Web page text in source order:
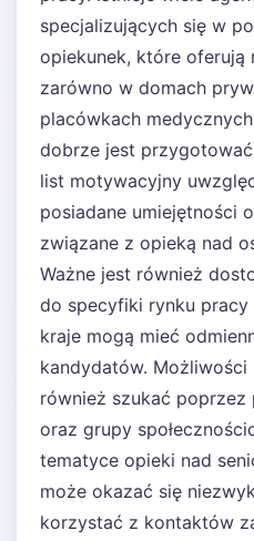
specjalizujących się w
opiekunek, które
zarówno w domach
placówkach
dobrze jest
list motywacyjny
posiadane umiejętności
związane z opieką nad
Ważne jest również
do specyfiki rynku pracy
kraje mogą mieć
kandydatów. Możliwości
również szukać
oraz grupy
tematyce opieki nad
może okazać się
korzystać z kontaktów